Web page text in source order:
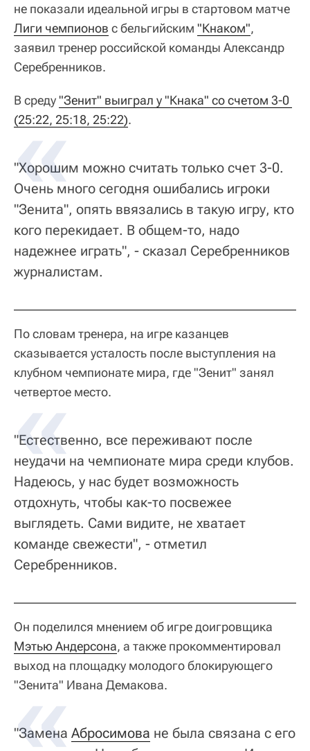
не показали идеальной игры в стартовом матче
Лиги чемпионов с бельгийским "Кнаком",
заявил тренер российской команды Александр
Серебренников.
В среду"Зенит" выиграл у "Кнака" со счетом 3-0
(25:22, 25:18, 25:22).
"Хорошим можно считать только счет 3-0.
Очень много сегодня ошибались игроки
"Зенита", опять ввязались в такую игру, кто
кого перекидает. В общем-то, надо
надежнее играть", - сказал Серебренников
журналистам.
По словам тренера, на игре казанцев
сказывается усталость после выступления на
клубном чемпионате мира, где "Зенит" занял
четвертое место.
"Естественно, все переживают после
неудачи на чемпионате мира среди клубов.
Надеюсь, у нас будет возможность
отдохнуть, чтобы как-то посвежее
выглядеть. Сами видите, не хватает
команде свежести", - отметил
Серебренников.
Он поделился мнением об игре доигровщика
Мэтью Андерсона, а также прокомментировал
выход на площадку молодого блокирующего
"Зенита" Ивана Демакова.
"Замена Абросимова не была связана с его